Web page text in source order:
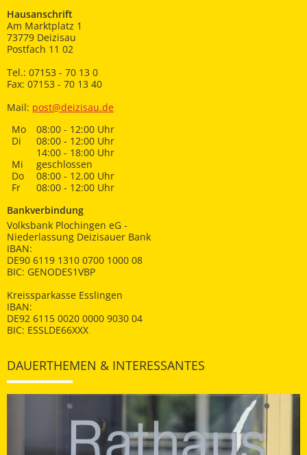
Hausanschrift
Am Marktplatz 1
73779 Deizisau
Postfach 11 02
Tel.: 07153 - 70 13 0
Fax: 07153 - 70 13 40
Mail: post@deizisau.de
Mo
08:00 - 12:00 Uhr
Di
08:00 - 12:00 Uhr
14:00 - 18:00 Uhr
Mi
geschlossen
Do
08:00 - 12.00 Uhr
Fr
08:00 - 12:00 Uhr
Bankverbindung
Volksbank Plochingen eG -
Niederlassung Deizisauer Bank
IBAN:
DE90 6119 1310 0700 1000 08
BIC: GENODES1VBP
Kreissparkasse Esslingen
IBAN:
DE92 6115 0020 0000 9030 04
BIC: ESSLDE66XXX
DAUERTHEMEN & INTERESSANTES